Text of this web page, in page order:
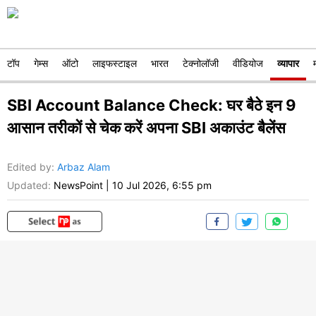
टॉप गेम्स ऑटो लाइफस्टाइल भारत टेक्नोलॉजी वीडियोज व्यापार
SBI Account Balance Check: घर बैठे इन 9
आसान तरीकों से चेक करें अपना SBI अकाउंट बैलेंस
Edited by: Arbaz Alam
Updated: NewsPoint 10 Jul 2026, 6:55 pm